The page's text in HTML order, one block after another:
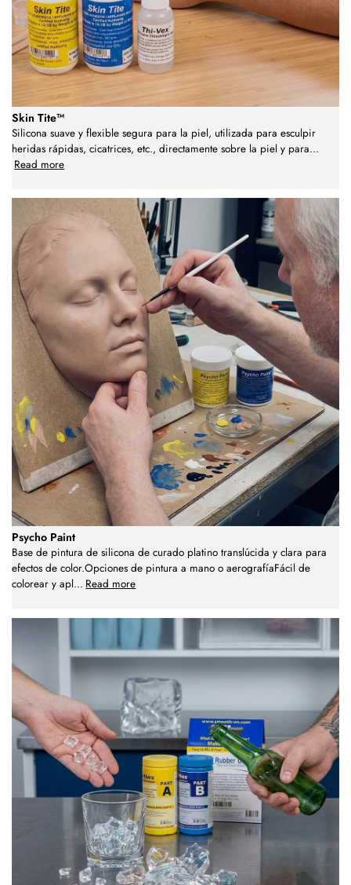
Skin Tite™
Silicona suave y flexible segura para la piel, utilizada para esculpir
heridas rápidas, cicatrices, etc., directamente sobre la piel y para...
Read more
Psycho Paint
Base de pintura de silicona de curado platino translúcida y clara para
efectos de color.Opciones de pintura a mano o aerografíaFácil de
colorear y apl... Read more